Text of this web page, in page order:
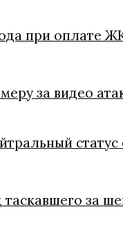
при оплате
за видео
статус
за